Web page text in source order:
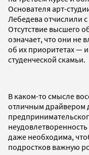
Основателя арт-
Лебедева отчислили
Отсутствие высшего
означает, что они не
об их приоритетах —
студенческой скамьи.
В каком-то смысле
отличным драйвером
даже необходима,
подростков важную